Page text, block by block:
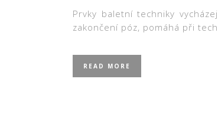
Prvky baletní techniky
zakončení póz, pomáhá při
READ MORE